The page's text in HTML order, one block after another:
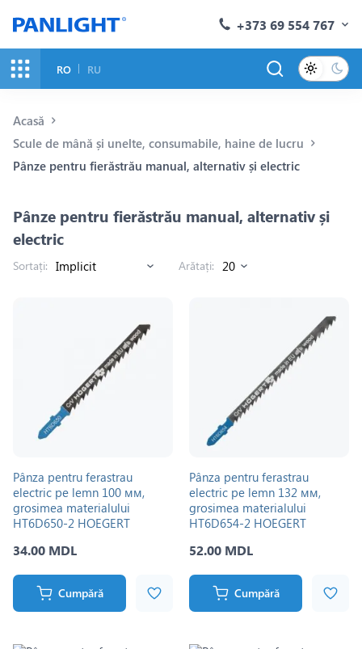
+373 69 554 767
RO RU
Acasă
Scule de mână și unelte, consumabile, haine de lucru
Pânze pentru fierăstrău manual, alternativ și electric
Pânze pentru fierăstrău manual, alternativ și
electric
Sortați: Arătați:
Pânza pentru ferastrau
electric pe lemn 100 мм,
grosimea materialului
HT6D650-2 HOEGERT
34.00 MDL
Cumpără
Pânza pentru ferastrau
electric pe lemn 132 мм,
grosimea materialului
HT6D654-2 HOEGERT
52.00 MDL
Cumpără